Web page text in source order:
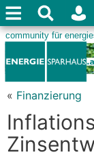
« Finanzierung